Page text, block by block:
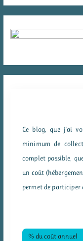
Ce blog, que j'ai
minimum de
complet possible,
un coût
permet de participer
% du coût annuel